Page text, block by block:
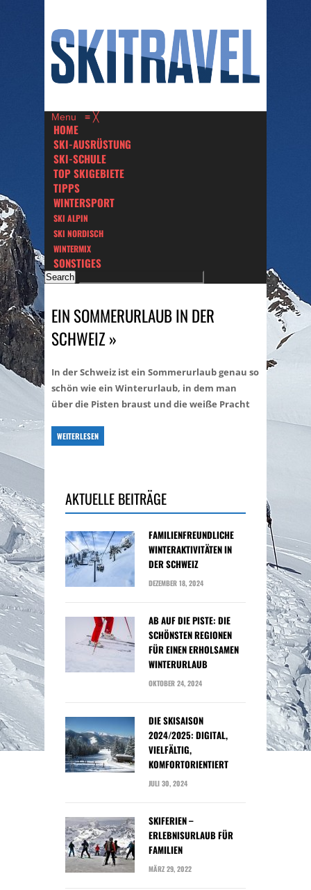
Menu ≡ ╳
HOME
SKI-AUSRÜSTUNG
SKI-SCHULE
TOP SKIGEBIETE
TIPPS
WINTERSPORT
SKI ALPIN
SKI NORDISCH
WINTERMIX
SONSTIGES
EIN SOMMERURLAUB IN DER
SCHWEIZ »
In der Schweiz ist ein Sommerurlaub genau so
schön wie ein Winterurlaub, in dem man
über die Pisten braust und die weiße Pracht
WEITERLESEN
AKTUELLE BEITRÄGE
FAMILIENFREUNDLICHE
WINTERAKTIVITÄTEN IN
DER SCHWEIZ
DEZEMBER 18, 2024
AB AUF DIE PISTE: DIE
SCHÖNSTEN REGIONEN
FÜR EINEN ERHOLSAMEN
WINTERURLAUB
OKTOBER 24, 2024
DIE SKISAISON
2024/2025: DIGITAL,
VIELFÄLTIG,
KOMFORTORIENTIERT
JULI 30, 2024
SKIFERIEN –
ERLEBNISURLAUB FÜR
FAMILIEN
MÄRZ 29, 2022